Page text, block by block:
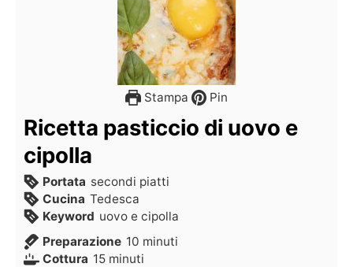
Stampa Pin
Ricetta pasticcio di uovo e
cipolla
Portata secondi piatti
Cucina Tedesca
Keyword uovo e cipolla
Preparazione 10 minuti
Cottura 15 minuti